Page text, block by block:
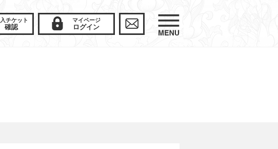
チケット
確認
マイページ
ログイン